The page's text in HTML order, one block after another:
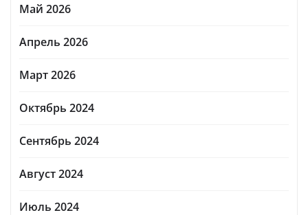
Май 2026
Апрель 2026
Март 2026
Октябрь 2024
Сентябрь 2024
Август 2024
Июль 2024